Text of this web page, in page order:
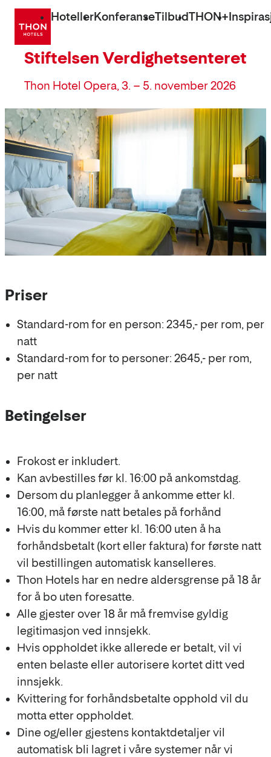
Gå
direkte
innhold
HotellerKonferanseTilbudTHON+
Stiftelsen Verdighetsenteret‎
Thon Hotel Opera, 3. – 5. november 2026
Priser
og
betingelser
Priser
Standard-rom for en person: 2345,- per rom, per
natt
Standard-rom for to personer: 2645,- per rom,
per natt
Betingelser
Frokost er inkludert.
Kan avbestilles før kl. 16:00 på ankomstdag.
Dersom du planlegger å ankomme etter kl.
16:00, må første natt betales på forhånd
Hvis du kommer etter kl. 16:00 uten å ha
forhåndsbetalt (kort eller faktura) for første natt
vil bestillingen automatisk kanselleres.
Thon Hotels har en nedre aldersgrense på 18 år
for å bo uten foresatte.
Alle gjester over 18 år må fremvise gyldig
legitimasjon ved innsjekk.
Hvis oppholdet ikke allerede er betalt, vil vi
enten belaste eller autorisere kortet ditt ved
innsjekk.
Kvittering for forhåndsbetalte opphold vil du
motta etter oppholdet.
Dine og/eller gjestens kontaktdetaljer vil
automatisk bli lagret i våre systemer når vi